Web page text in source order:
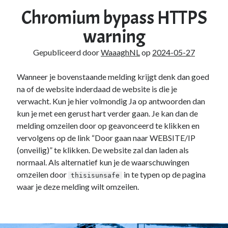
Games(1)
Google(2)
Drive(1)
Home Assistant(1)
HomeLab(1)
HP(1)
HPE ProLiant(1)
ISP(1)
Microsoft(15)
Active Directory(3)
Edge(1)
Entra ID(1)
Power Apps(1)
Chromium bypass HTTPS
warning
Gepubliceerd doorWaaaghNLop 2024-05-27
Wanneer je bovenstaande melding krijgt denk dan goed
na of de website inderdaad de website is die je
verwacht. Kun je hier volmondig Ja op antwoorden dan
kun je met een gerust hart verder gaan. Je kan dan de
melding omzeilen door op geavonceerd te klikken en
vervolgens op de link “Door gaan naar WEBSITE/IP
(onveilig)” te klikken. De website zal dan laden als
normaal. Als alternatief kun je de waarschuwingen
omzeilen door thisisunsafe
in te typen op de pagina
waar je deze melding wilt omzeilen.